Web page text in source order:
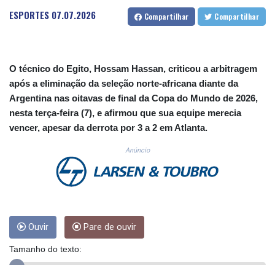
CUC 1.156136
CUP 30.637594
DKK 7.477932
DOP 67.289164
DZD 152.967099
EGP 57.293288
ERN 17.342035
FJD 2.553384
FKP 0.857252
GHS 13.526832
GIP 0.857252
ESPORTES 07.07.2026 Compartilhar Compartilhar
O técnico do Egito, Hossam Hassan, criticou a arbitragem
após a eliminação da seleção norte-africana diante da
Argentina nas oitavas de final da Copa do Mundo de 2026,
nesta terça-feira (7), e afirmou que sua equipe merecia
vencer, apesar da derrota por 3 a 2 em Atlanta.
Anúncio
Ouvir Pare de ouvir
Tamanho do texto: